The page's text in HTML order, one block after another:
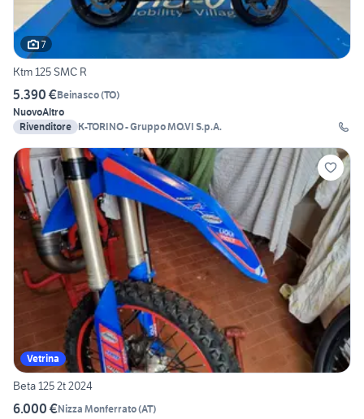
7
Ktm 125 SMC R
5.390 €Beinasco(TO)
NuovoAltro
Rivenditore K-TORINO - Gruppo MO.VI S.p.A.
Vetrina
Beta 125 2t 2024
6.000 €Nizza Monferrato(AT)